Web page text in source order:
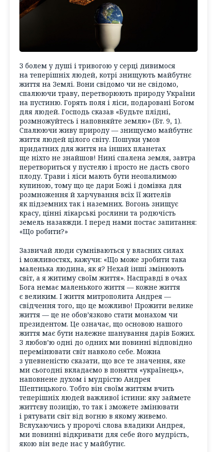
З болем у душі і тривогою у серці дивимося
на теперішніх людей, котрі знищують майбутнє
життя на Землі. Вони свідомо чи не свідомо,
спалюючи траву, перетворюють природу України
на пустиню. Горять поля і ліси, подаровані Богом
для людей. Господь сказав «Будьте плідні,
розмножуйтесь і наповняйте землю» (Бт. 9, 1).
Спалюючи живу природу — знищуємо майбутнє
життя людей цілого світу. Пошуки умов
придатних для життя на інших планетах
ще ніхто не знайшов! Нині спалена земля, завтра
перетвориться у пустелю і просто не дасть свого
плоду. Трави і ліси мають бути неопалимою
купиною, тому що це дари Божі і домівка для
розмноження й харчування всіх її жителів
як підземних так і наземних. Вогонь знищує
красу, цінні лікарські рослини та родючість
земель назавжди. І перед нами постає запитання:
«Що робити?»
Зазвичай люди сумніваються у власних силах
і можливостях, кажучи: «Що може зробити така
маленька людина, як я? Нехай інші змінюють
світ, а я житиму своїм життя». Насправді в очах
Бога немає маленького життя — кожне життя
є великим. І життя митрополита Андрея —
свідчення того, що це можливо! Прожити велике
життя — це не обов’язково стати монахом чи
президентом. Це означає, що основою нашого
життя має бути належне шанування дарів Божих.
З любов’ю одні до одних ми повинні відповідно
перемінювати світ навколо себе. Можна
з упевненістю сказати, що все те значення, яке
ми сьогодні вкладаємо в поняття «українець»,
наповнене духом і мудрістю Андрея
Шептицького. Тобто він своїм життям вчить
теперішніх людей важливої істини: яку займете
життєву позицію, то так і зможете змінювати
і рятувати світ від вогню в якому живемо.
Вслухаючись у пророчі слова владики Андрея,
ми повинні відкривати для себе його мудрість,
якою він веде нас у майбутнє.